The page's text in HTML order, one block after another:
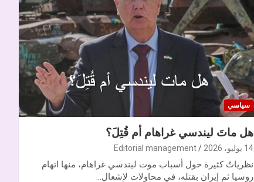
سياسي
هل ماتَ ليندسي غراهام أم قُتِلَ؟
14 يوليو، 2026 Editorial management
نظرياتٌ كثيرة حول أسباب موت ليندسي غراهام، منها اتهام
روسيا ثم إيران بقتله، في محاولات لإشعال…